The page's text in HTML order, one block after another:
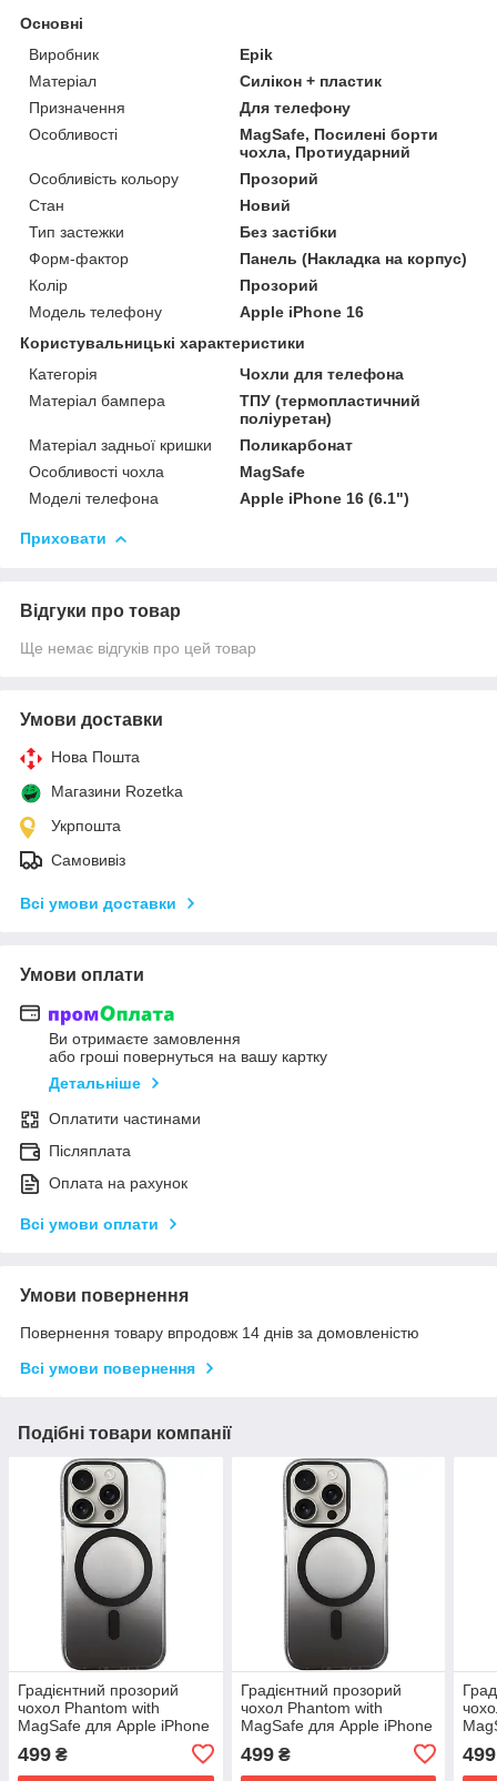
Основні
Виробник
Epik
Матеріал
Силікон + пластик
Призначення
Для телефону
Особливості
MagSafe, Посилені борти
чохла, Протиударний
Особливість кольору
Прозорий
Стан
Новий
Тип застежки
Без застібки
Форм-фактор
Панель (Накладка на корпус)
Колір
Прозорий
Модель телефону
Apple iPhone 16
Користувальницькі характеристики
Категорія
Чохли для телефона
Матеріал бампера
ТПУ (термопластичний
поліуретан)
Матеріал задньої кришки
Поликарбонат
Особливості чохла
MagSafe
Моделі телефона
Apple iPhone 16 (6.1")
Приховати
Відгуки про товар
Ще немає відгуків про цей товар
Умови доставки
Нова Пошта
Магазини Rozetka
Укрпошта
Самовивіз
Всі умови доставки
Умови оплати
Ви отримаєте замовлення
або гроші повернуться на вашу картку
Детальніше
Оплатити частинами
Післяплата
Оплата на рахунок
Всі умови оплати
Умови повернення
Повернення товару впродовж 14 днів за домовленістю
Всі умови повернення
Подібні товари компанії
Градієнтний прозорий
чохол Phantom with
MagSafe для Apple iPhone
TPU+PC Black
499 ₴
Градієнтний прозорий
чохол Phantom with
MagSafe для Apple iPhone
Black
499₴ 499